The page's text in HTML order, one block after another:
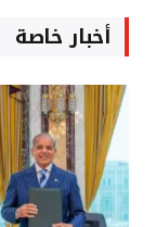
أخبار خاصة